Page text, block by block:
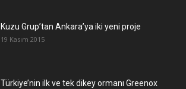
​Kuzu Grup’tan Ankara’ya iki yeni proje
19 Kasım 2015
Türkiye’nin ilk ve tek dikey ormanı Greenox